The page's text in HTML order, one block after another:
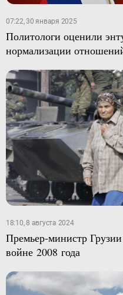
07:22, 30 января 2025
Политологи оценили
нормализации
18:10, 8 августа 2024
Премьер-министр
войне 2008 года